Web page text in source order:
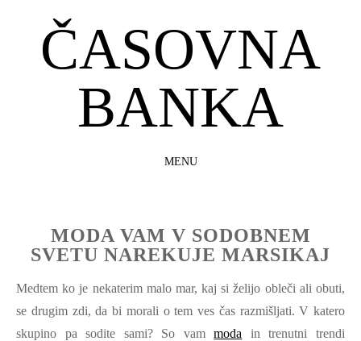
ČASOVNA
BANKA
MENU
CONTENTMODA VAM V SODOBNEM
SVETU NAREKUJE MARSIKAJ
Medtem ko je nekaterim malo mar, kaj si želijo obleči ali obuti,
se drugim zdi, da bi morali o tem ves čas razmišljati. V katero
skupino pa sodite sami? So vammoda in trenutni trendi